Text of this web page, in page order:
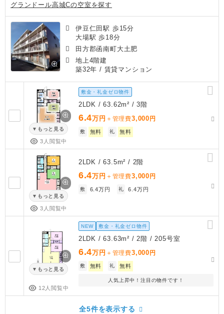
グランドール高城Cの空室を探す
伊豆仁田駅 歩15分
大場駅 歩18分
田方郡函南町大土肥
地上4階建
築32年 / 賃貸マンション
もっと見る
3人閲覧中
敷金・礼金ゼロ物件
2LDK / 63.62m² / 3階
6.4万円 ＋管理費3,000 円
敷 無料 礼 無料
もっと見る
3人閲覧中
2LDK / 63.5m² / 2階
6.4万円 ＋管理費3,000 円
敷 6.4万円 礼 6.4万円
もっと見る
12人閲覧中
NEW 敷金・礼金ゼロ物件
2LDK / 63.63m² / 2階 / 205号室
6.4万円 ＋管理費3,000 円
敷 無料 礼 無料
人気上昇中！注目の物件です！
全5件を表示する